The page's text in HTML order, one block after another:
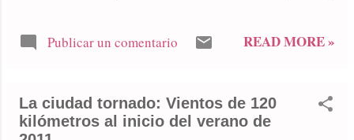
Cayetano en Cichero y Dorrego,
de noviembre de 1963 fue inaugurada la
capilla San Cayetano que por aquel
Publicar un comentario READ MORE »
La ciudad tornado: Vientos de 120
kilómetros al inicio del verano de